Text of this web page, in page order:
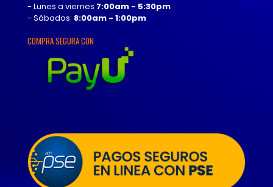
- Lunes a viernes 7:00am - 5:30pm
- Sábados: 8:00am - 1:00pm
COMPRA SEGURA CON